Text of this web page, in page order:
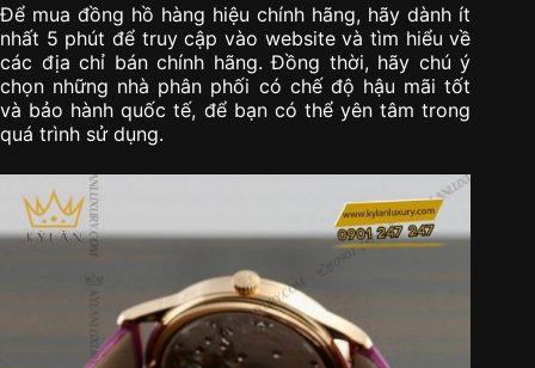
Để mua đồng hồ hàng hiệu chính hãng, hãy dành ít
nhất 5 phút để truy cập vào website và tìm hiểu về
các địa chỉ bán chính hãng. Đồng thời, hãy chú ý
chọn những nhà phân phối có chế độ hậu mãi tốt
và bảo hành quốc tế, để bạn có thể yên tâm trong
quá trình sử dụng.